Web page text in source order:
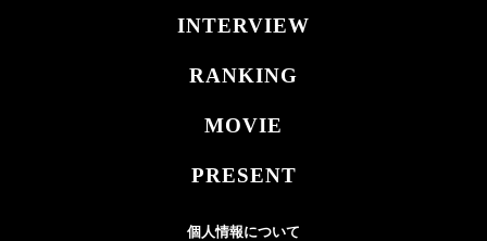
INTERVIEW
RANKING
MOVIE
PRESENT
個人情報について